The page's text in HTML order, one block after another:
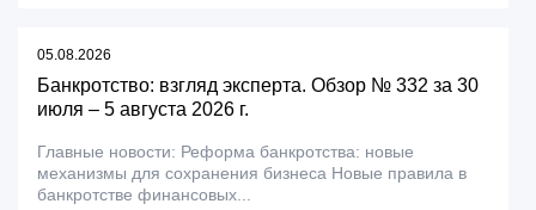
05.08.2026
Банкротство: взгляд эксперта. Обзор № 332 за 30
июля – 5 августа 2026 г.
Главные новости: Реформа банкротства: новые
механизмы для сохранения бизнеса Новые правила в
банкротстве финансовых...